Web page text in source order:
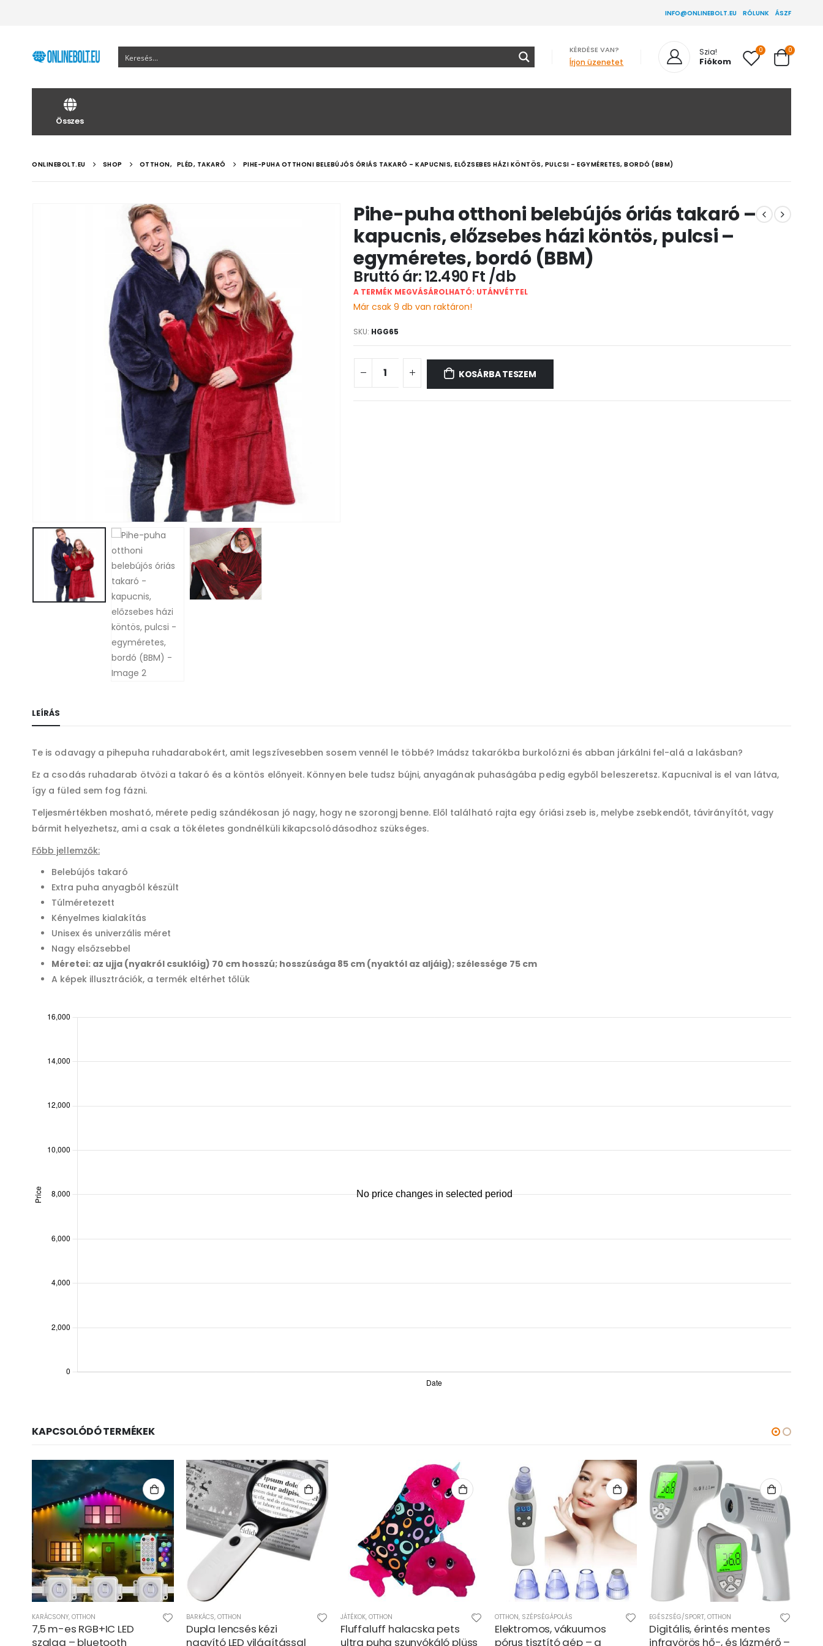
INFO@ONLINEBOLT.EU RÓLUNK ÁSZF
KÉRDÉSE VAN?
Írjon üzenetet
Szia!
Fiókom
0 0
Összes
ONLINEBOLT.EU SHOP OTTHON, PLÉD, TAKARÓ PIHE-PUHA OTTHONI BELEBÚJÓS ÓRIÁS TAKARÓ – KAPUCNIS, ELŐZSEBES HÁZI KÖNTÖS, PULCSI – EGYMÉRETES, BORDÓ (BBM)
Pihe-puha otthoni belebújós óriás takaró –
kapucnis, előzsebes házi köntös, pulcsi –
egyméretes, bordó (BBM)
12.490 Ft
A TERMÉK MEGVÁSÁROLHATÓ: UTÁNVÉTTEL
Már csak 9 db van raktáron!
SKU: HGG65
KOSÁRBA TESZEM
LEÍRÁS
Te is odavagy a pihepuha ruhadarabokért, amit legszívesebben sosem vennél le többé? Imádsz takarókba burkolózni és abban járkálni fel-alá a lakásban?
Ez a csodás ruhadarab ötvözi a takaró és a köntös előnyeit. Könnyen bele tudsz bújni, anyagának puhaságába pedig egyből beleszeretsz. Kapucnival is el van látva,
így a füled sem fog fázni.
Teljesmértékben mosható, mérete pedig szándékosan jó nagy, hogy ne szorongj benne. Elől található rajta egy óriási zseb is, melybe zsebkendőt, távirányítót, vagy
bármit helyezhetsz, ami a csak a tökéletes gondnélküli kikapcsolódásodhoz szükséges.
Főbb jellemzők:
Belebújós takaró
Extra puha anyagból készült
Túlméretezett
Kényelmes kialakítás
Unisex és univerzális méret
Nagy elsőzsebbel
Méretei: az ujja (nyakról csuklóig) 70 cm hosszú; hosszúsága 85 cm (nyaktól az aljáig); szélessége 75 cm
A képek illusztrációk, a termék eltérhet tőlük
KAPCSOLÓDÓ TERMÉKEK
KARÁCSONY, OTTHON
7,5 m-es RGB+IC LED
szalag – bluetooth
BARKÁCS, OTTHON
Dupla lencsés kézi
nagyító LED világítással
JÁTÉKOK, OTTHON
Fluffaluff halacska pets
ultra puha szunyókáló plüss
OTTHON, SZÉPSÉGÁPOLÁS
Elektromos, vákuumos
pórus tisztító gép – a
EGÉSZSÉG/SPORT, OTTHON
Digitális, érintés mentes
infravörös hő-, és lázmérő –